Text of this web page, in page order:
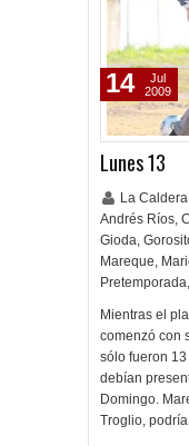
Lunes 13
La
Andrés Ríos,
Gioda,
Mareque,
Pretemporada,
Mientras el
comenzó con
sólo fueron
debían
Domingo.
Troglio,
14
Jul
2009